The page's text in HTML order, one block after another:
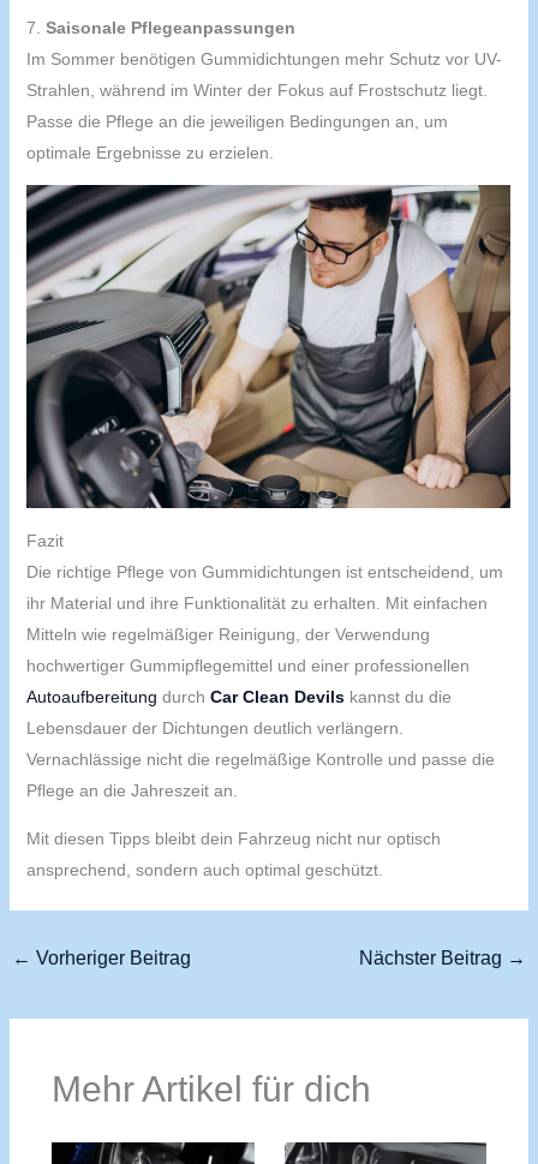
7. Saisonale Pflegeanpassungen
Im Sommer benötigen Gummidichtungen mehr Schutz vor UV-
Strahlen, während im Winter der Fokus auf Frostschutz liegt.
Passe die Pflege an die jeweiligen Bedingungen an, um
optimale Ergebnisse zu erzielen.
Fazit
Die richtige Pflege von Gummidichtungen ist entscheidend, um
ihr Material und ihre Funktionalität zu erhalten. Mit einfachen
Mitteln wie regelmäßiger Reinigung, der Verwendung
hochwertiger Gummipflegemittel und einer professionellen
Autoaufbereitung durch Car Clean Devilskannst du die
Lebensdauer der Dichtungen deutlich verlängern.
Vernachlässige nicht die regelmäßige Kontrolle und passe die
Pflege an die Jahreszeit an.
Mit diesen Tipps bleibt dein Fahrzeug nicht nur optisch
ansprechend, sondern auch optimal geschützt.
← Vorheriger Beitrag Nächster Beitrag →
Mehr Artikel für dich